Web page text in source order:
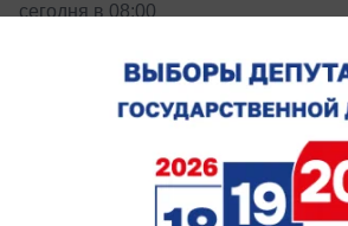
сегодня в 08:00
В Ростов придет
именем первого
Судно назовут в честь Андрея